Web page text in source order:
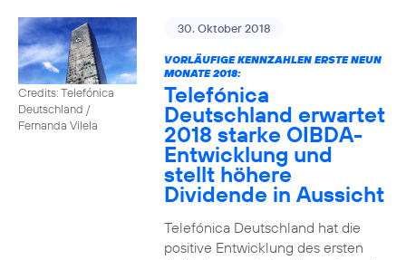
Credits: Telefónica
Deutschland /
Fernanda Vilela
30. Oktober 2018
VORLÄUFIGE KENNZAHLEN ERSTE NEUN
MONATE 2018:
Telefónica
Deutschland erwartet
2018 starke OIBDA-
Entwicklung und
stellt höhere
Dividende in Aussicht
Telefónica Deutschland hat die
positive Entwicklung des ersten